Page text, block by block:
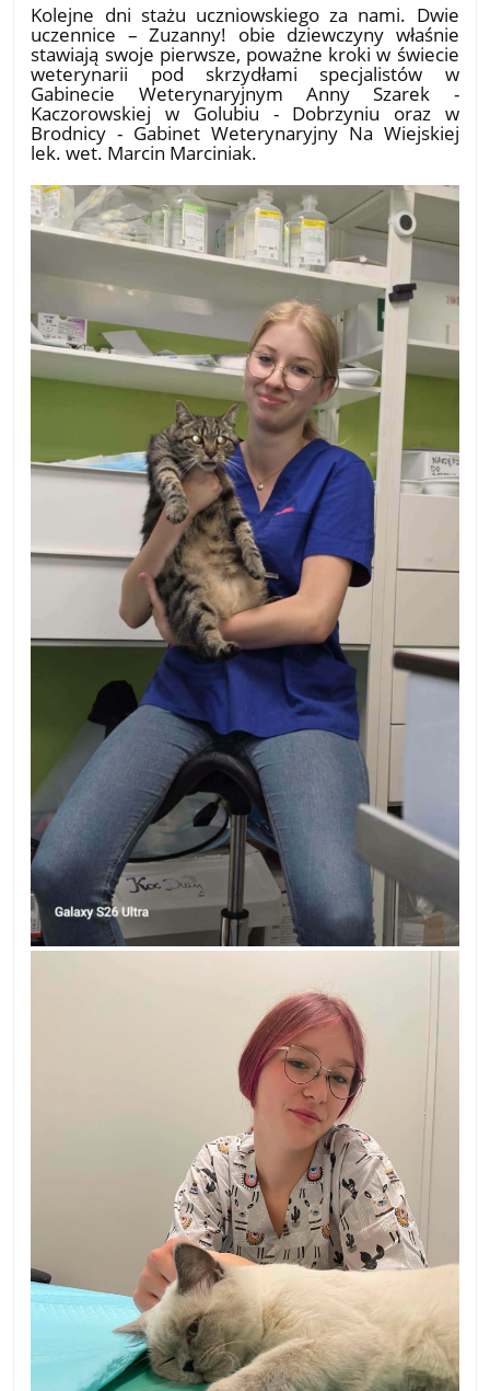
Kolejne dni stażu uczniowskiego za nami. Dwie
uczennice – Zuzanny! obie dziewczyny właśnie
stawiają swoje pierwsze, poważne kroki w świecie
weterynarii pod skrzydłami specjalistów w
Gabinecie Weterynaryjnym Anny Szarek -
Kaczorowskiej w Golubiu - Dobrzyniu oraz w
Brodnicy - Gabinet Weterynaryjny Na Wiejskiej
lek. wet. Marcin Marciniak.